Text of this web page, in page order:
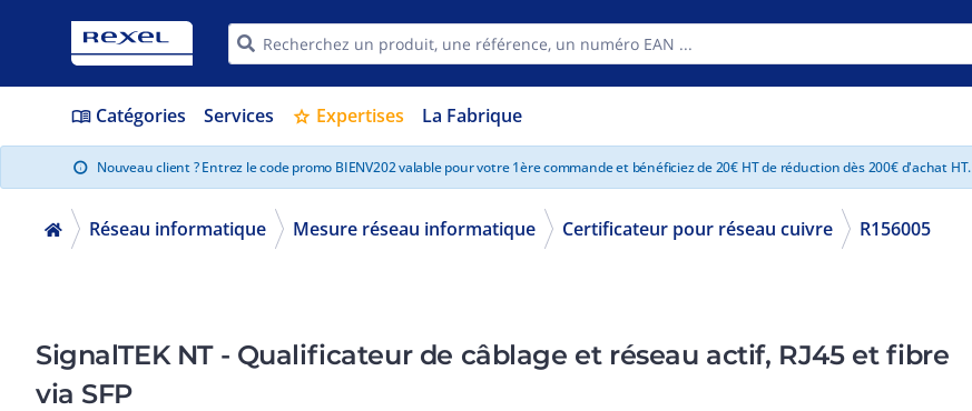
menu_book Catégories Services star Expertises La Fabrique
info Nouveau client ? Entrez le code promo BIENV202 valable pour votre 1ère commande et bénéficiez de 20€ HT de réduction dès 200€ d'achat HT.
Réseau informatique Mesure réseau informatique Certificateur pour réseau cuivre R156005
SignalTEK NT - Qualificateur de câblage et réseau actif, RJ45 et fibre
via SFP